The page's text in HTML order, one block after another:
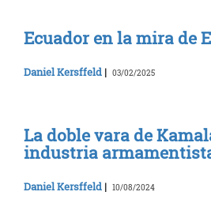
Ecuador en la mira de
Daniel Kersffeld | 03/02/2025
La doble vara de
industria
Daniel Kersffeld | 10/08/2024